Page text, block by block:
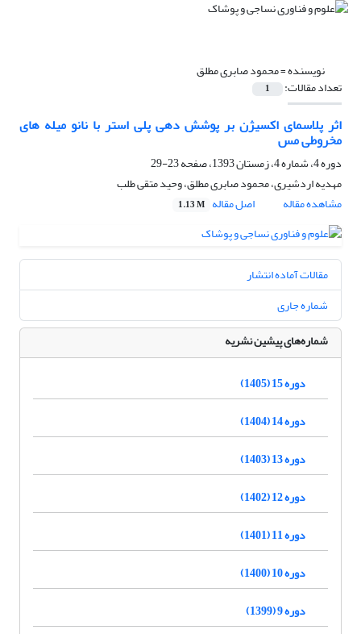
نویسنده =محمود صابری مطلق
تعداد مقالات: 1
اثر پلاسمای اکسیژن بر پوشش دهی پلی استر با نانو میله های
مخروطی مس
دوره 4، شماره 4، زمستان 1393، صفحه
23-29
مهدیه اردشیری، محمود صابری مطلق، وحید متقی طلب
مشاهده مقاله
اصل مقاله 1.13 M
مقالات آماده انتشار
شماره جاری
شماره‌های پیشین نشریه
دوره 15 (1405)
دوره 14 (1404)
دوره 13 (1403)
دوره 12 (1402)
دوره 11 (1401)
دوره 10 (1400)
دوره 9 (1399)